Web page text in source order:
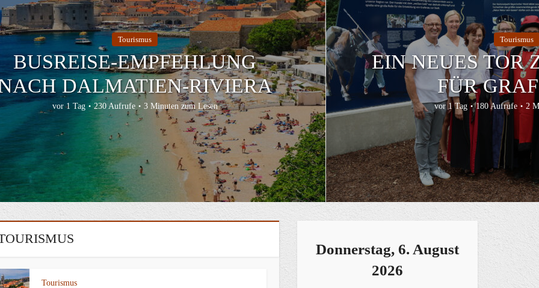
Tourismus
NEUES TOR ZUR WILDNIS
FÜR GRAFENAU
vor 1 Tag 180 Aufrufe 2 Minuten zum Lesen
Tourismus
BAYERNS
ÖMERFEST
vor 1 Tag 200 Aufrufe
Tourismus
Donnerstag, 6. August
2026